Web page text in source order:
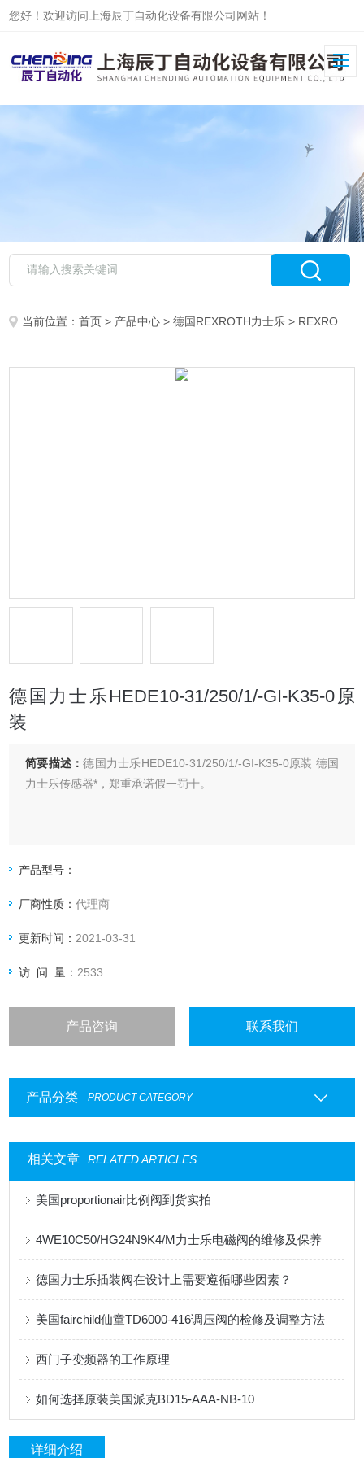
您好！欢迎访问上海辰丁自动化设备有限公司网站！
当前位置：首页 > 产品中心 >德国REXROTH力士乐 > REXROTH力士乐放大器
德国力士乐HEDE10-31/250/1/-GI-K35-0原
装
简要描述：德国力士乐HEDE10-31/250/1/-GI-K35-0原装 德国
力士乐传感器*，郑重承诺假一罚十。
产品型号：
厂商性质：代理商
更新时间： 2021-03-31
访 问 量： 2533
产品咨询 联系我们
产品分类 PRODUCT CATEGORY
相关文章 RELATED ARTICLES
美国proportionair比例阀到货实拍
4WE10C50/HG24N9K4/M力士乐电磁阀的维修及保养
德国力士乐插装阀在设计上需要遵循哪些因素？
美国fairchild仙童TD6000-416调压阀的检修及调整方法
西门子变频器的工作原理
如何选择原装美国派克BD15-AAA-NB-10
详细介绍